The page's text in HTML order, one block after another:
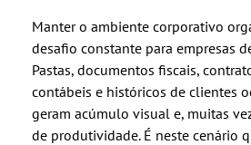
Manter o ambiente corporativo
desafio constante para empresas
Pastas, documentos fiscais,
contábeis e históricos de clientes
geram acúmulo visual e, muitas
de produtividade. É neste cenário